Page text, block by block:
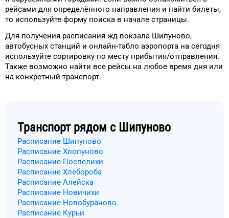
рейсами для определённого направления и найти билеты,
то используйте форму поиска в начале страницы.
Для получения расписания жд вокзала Шипуново,
автобусных станций и онлайн-табло аэропорта на сегодня
используйте сортировку по месту прибытия/отправления.
Также возможно найти все рейсы на любое время дня или
на конкретный транспорт.
Транспорт рядом с Шипуново
Расписание Шипуново
Расписание Хлопуново
Расписание Поспелихи
Расписание Хлебороба
Расписание Алейска
Расписание Новичихи
Расписание Новобураново
Расписание Курьи